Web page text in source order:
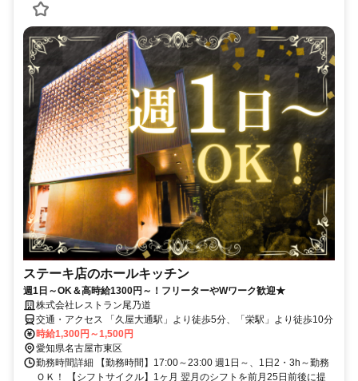
ステーキ店のホールキッチン
週1日～OK＆高時給1300円～！フリーターやWワーク歓迎★
株式会社レストラン尾乃道
交通・アクセス 「久屋大通駅」より徒歩5分、「栄駅」より徒歩10分
時給1,300円～1,500円
愛知県名古屋市東区
勤務時間詳細 【勤務時間】17:00～23:00 週1日～、1日2・3h～勤務
ＯＫ！ 【シフトサイクル】1ヶ月 翌月のシフトを前月25日前後に提